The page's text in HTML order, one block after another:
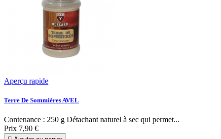
Aperçu rapide
Terre De Sommières AVEL
Contenance : 250 g Détachant naturel à sec qui permet...
Prix 7,90 €